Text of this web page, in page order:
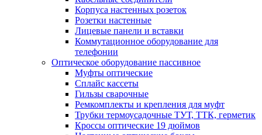
Корпуса настенных розеток
Розетки настенные
Лицевые панели и вставки
Коммутационное оборудование для
телефонии
Оптическое оборудование пассивное
Муфты оптические
Сплайс кассеты
Гильзы сварочные
Ремкомплекты и крепления для муфт
Трубки термоусадочные ТУТ, ТТК, герметик
Кроссы оптические 19 дюймов